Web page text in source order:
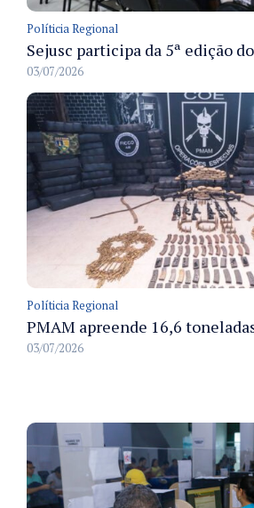
Políticia Regional
03/07/2026
Políticia Regional
03/07/2026